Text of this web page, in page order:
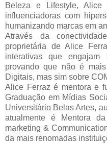
Beleza e Lifestyle,
influenciadoras com
humanizando marcas em
Através da
proprietária de Alice
interativas que engajam
provando que não é
Digitais, mas sim sobre
Alice Ferraz é mentora e
Graduação em Mídias
Universitário Belas Artes,
atualmente é Mentora
marketing &
da mais renomadas